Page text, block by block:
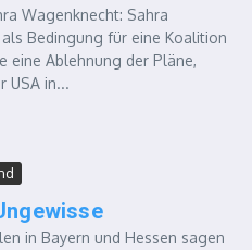
Wagenknecht: Sahra
Bedingung für eine Koalition
eine Ablehnung der Pläne,
USA in...
in Bayern und Hessen sagen